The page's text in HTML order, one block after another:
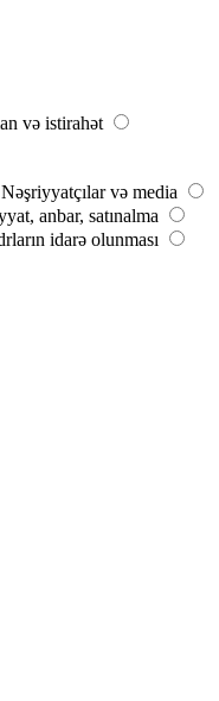
və istirahət
Nəşriyyatçılar və media
anbar, satınalma
idarə olunması